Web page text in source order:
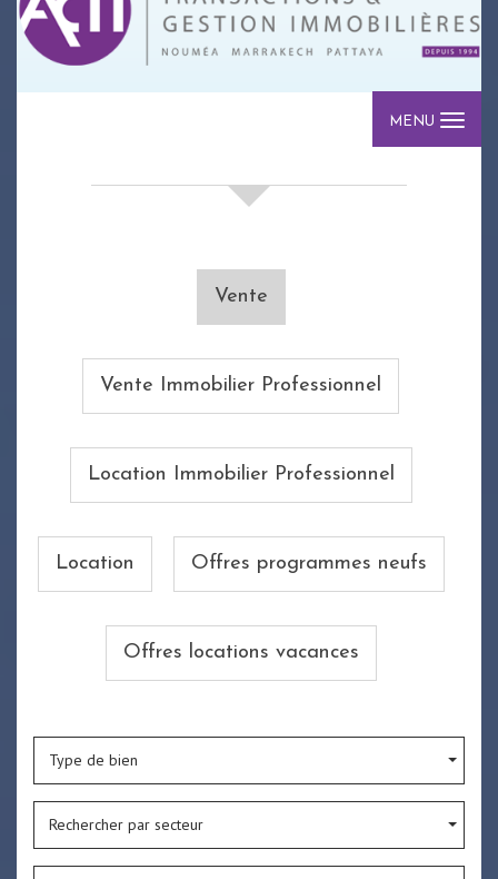
MENU
Vente
Vente Immobilier Professionnel
Location Immobilier Professionnel
Location Offres programmes neufs
Offres locations vacances
Type de bien
Rechercher par secteur